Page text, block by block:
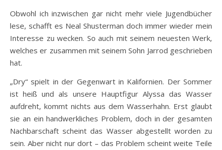
Obwohl ich inzwischen gar nicht mehr viele Jugendbücher
lese, schafft es Neal Shusterman doch immer wieder mein
Interesse zu wecken. So auch mit seinem neuesten Werk,
welches er zusammen mit seinem Sohn Jarrod geschrieben
hat.
„Dry“ spielt in der Gegenwart in Kalifornien. Der Sommer
ist heiß und als unsere Hauptfigur Alyssa das Wasser
aufdreht, kommt nichts aus dem Wasserhahn. Erst glaubt
sie an ein handwerkliches Problem, doch in der gesamten
Nachbarschaft scheint das Wasser abgestellt worden zu
sein. Aber nicht nur dort – das Problem scheint weite Teile